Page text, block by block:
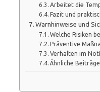
Arbeitet die
Fazit und
Warnhinweise und
Welche Risiken
Präventive
Verhalten im
Ähnliche